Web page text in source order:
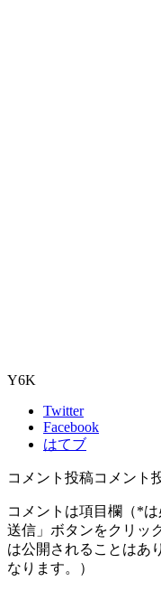
Y6K
Twitter
Facebook
はてブ
コメント投稿コメント
コメントは項目欄（*
送信」ボタンをクリッ
は公開されることはあ
なります。）